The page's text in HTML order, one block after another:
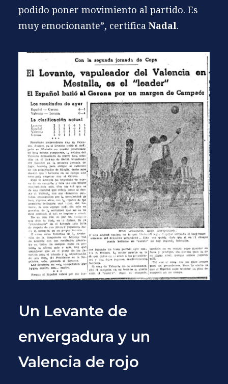
podido poner movimiento al partido. Es
muy emocionante”, certifica Nadal.
Un Levante de
envergadura y un
Valencia de rojo